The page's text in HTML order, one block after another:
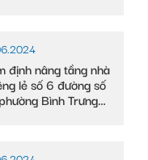
định nâng tầng nhà
lẻ số 6 đường số
Bình Trưng